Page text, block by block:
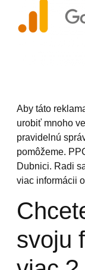
Aby táto
urobiť mnoho
pravidelnú
pomôžeme.
Dubnici. Radi
viac informácii
svoju